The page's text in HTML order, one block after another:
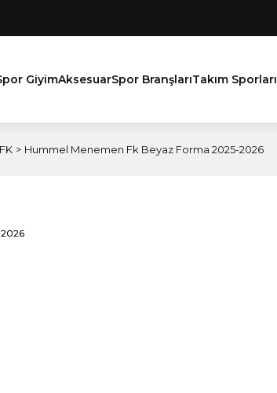
GiyimAksesuarSpor BranşlarıTakım Sporları
Hummel Menemen Fk Beyaz Forma 2025-2026